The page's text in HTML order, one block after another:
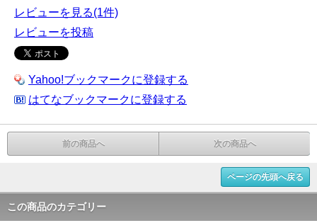
レビューを見る(1件)
レビューを投稿
Yahoo!ブックマークに登録する
はてなブックマークに登録する
前の商品へ 次の商品へ
ページの先頭へ戻る
この商品のカテゴリー